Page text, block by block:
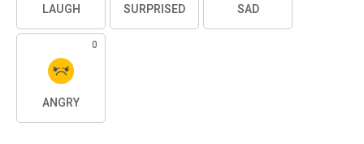
LAUGH SURPRISED SAD
0
ANGRY